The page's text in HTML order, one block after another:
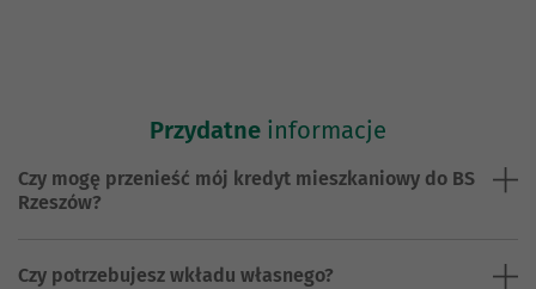
Przydatne informacje
Czy mogę przenieść mój kredyt mieszkaniowy do BS
Rzeszów?
Czy potrzebujesz wkładu własnego?